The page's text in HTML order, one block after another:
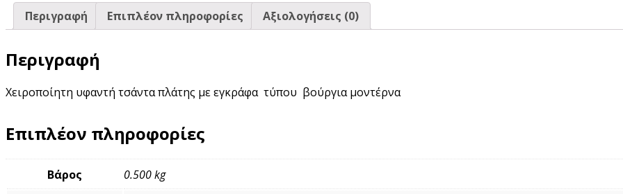
Περιγραφή Επιπλέον πληροφορίες Αξιολογήσεις (0)
Περιγραφή
Χειροποίητη υφαντή τσάντα πλάτης με εγκράφα τύπου βούργια μοντέρνα
Επιπλέον πληροφορίες
Βάρος
0.500 kg